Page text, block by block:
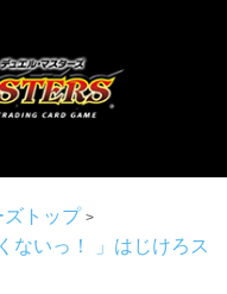
ズトップ
ないっ！ 」はじけろス